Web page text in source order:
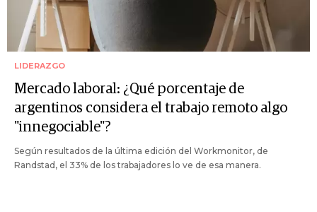
LIDERAZGO
Mercado laboral: ¿Qué porcentaje de
argentinos considera el trabajo remoto algo
"innegociable"?
Según resultados de la última edición del Workmonitor, de
Randstad, el 33% de los trabajadores lo ve de esa manera.